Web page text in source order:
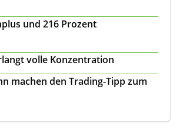
und 216 Prozent
volle Konzentration
machen den Trading-Tipp zum